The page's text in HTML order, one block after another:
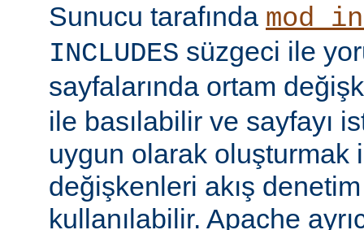
Sunucu tarafında
INCLUDES süzgeci ile
sayfalarında ortam
ile basılabilir ve sayfayı
uygun olarak oluşturmak
değişkenleri akış
kullanılabilir. Apache